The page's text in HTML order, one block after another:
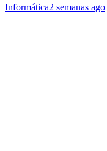
Informática2 semanas ago